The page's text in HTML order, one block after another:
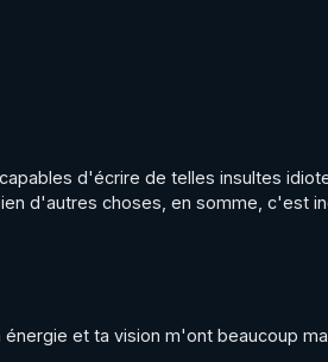
d'écrire de telles insultes
d'autres choses, en somme, c'est
et ta vision m'ont beaucoup